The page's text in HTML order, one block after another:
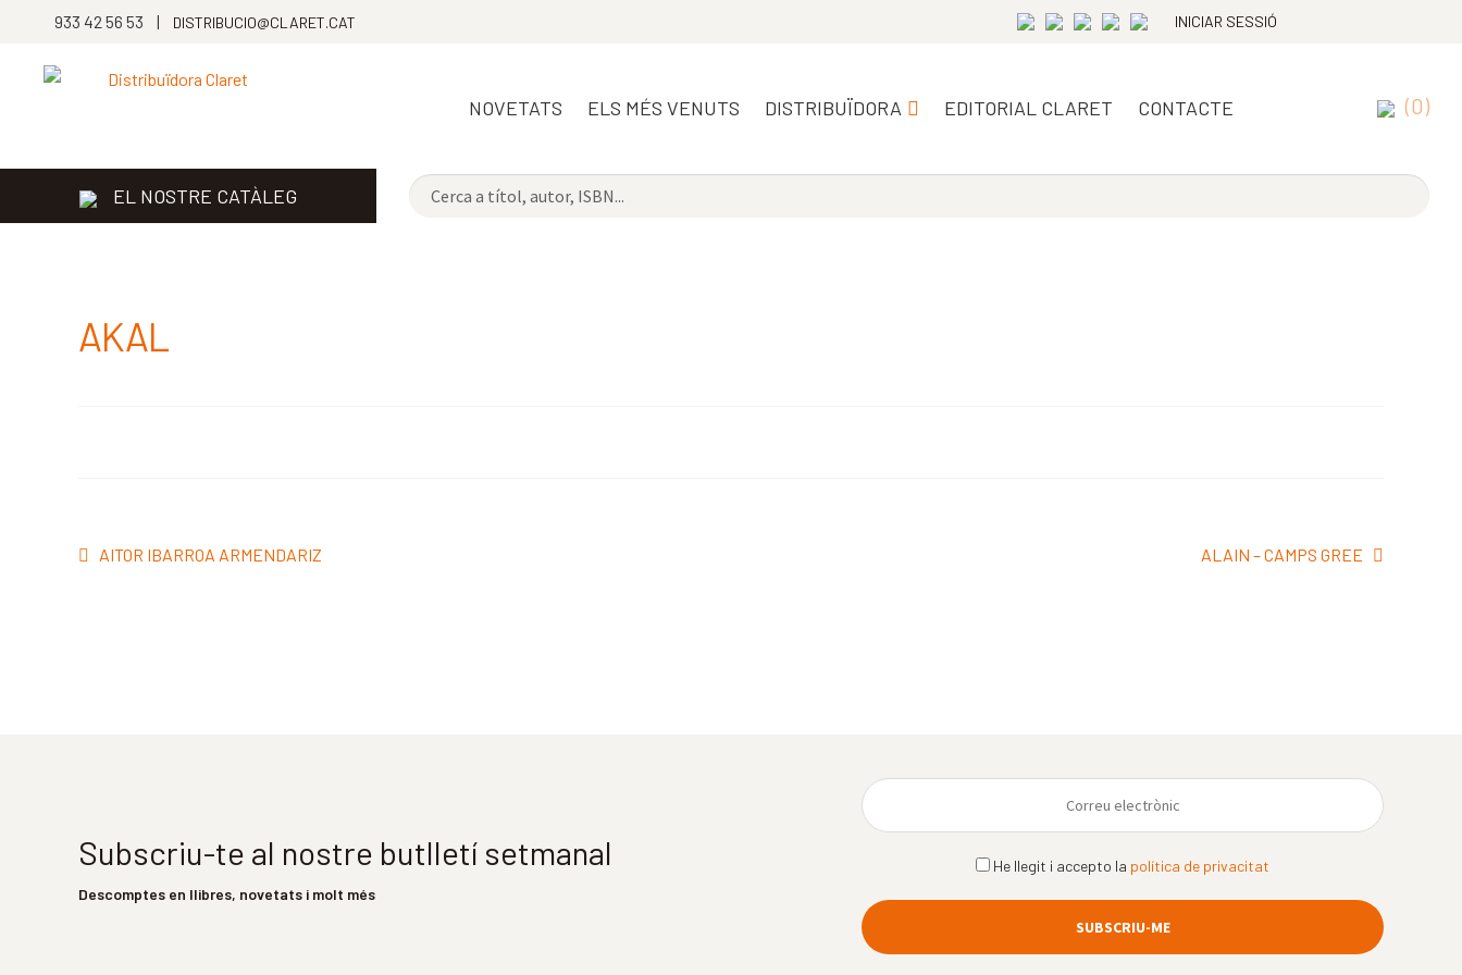
933 42 56 53 | DISTRIBUCIO@CLARET.CAT INICIAR SESSIÓ
NOVETATS ELS MÉS VENUTS DISTRIBUÏDORA EDITORIAL CLARET CONTACTE (0)
EL NOSTRE CATÀLEG
AKAL
Navegació
Entrada
AITOR IBARROA ARMENDARIZ
Pròxima
ALAIN – CAMPS GREE
Subscriu-te al nostre butlletí setmanal
Descomptes en llibres, novetats i molt més
He llegit i accepto la política de privacitat